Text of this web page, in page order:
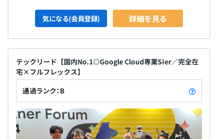
■Googleの認定資格受験全額補助
■関連書籍購入補助
Chromebook
気になる(会員登録) 詳細を見る
テックリード【国内No.1◎Google Cloud専業SIer／完全在
宅×フルフレックス】
通過ランク：B